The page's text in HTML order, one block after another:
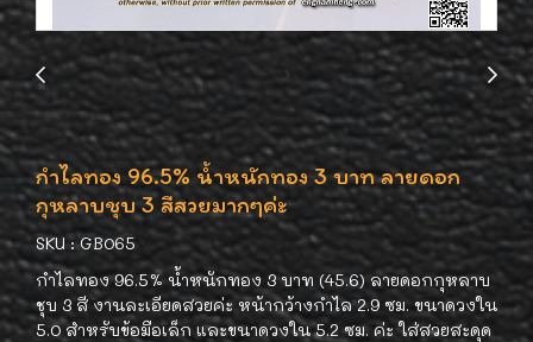
กำไลทอง 96.5% น้ำหนักทอง 3 บาท ลายดอก
กุหลาบชุบ 3 สีสวยมากๆค่ะ
SKU : GB065
กำไลทอง 96.5% น้ำหนักทอง 3 บาท (45.6) ลายดอกกุหลาบ
ชุบ 3 สี งานละเอียดสวยค่ะ หน้ากว้างกำไล 2.9 ซม. ขนาดวงใน
5.0 สำหรับข้อมือเล็ก และขนาดวงใน 5.2 ซม. ค่ะ ใส่สวยสะดุด